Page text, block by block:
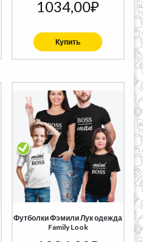
1034,00₽
Купить
Футболки Фэмили Лук одежда
Family Look